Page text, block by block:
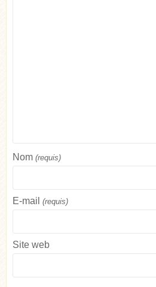
Nom (requis)
E-mail (requis)
Site web